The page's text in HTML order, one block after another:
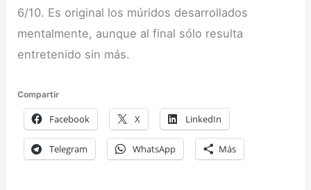
6/10. Es original los múridos desarrollados
mentalmente, aunque al final sólo resulta
entretenido sin más.
Compartir
Facebook X LinkedIn
Telegram WhatsApp Más